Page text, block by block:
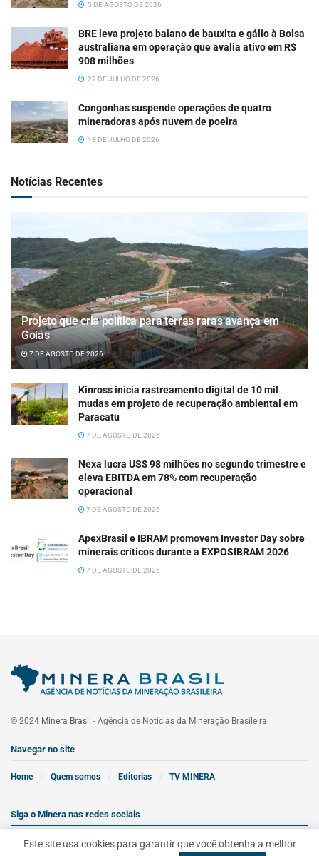
5 DE AGOSTO DE 2026
BRE leva projeto baiano de bauxita e gálio à Bolsa
australiana em operação que avalia ativo em R$
908 milhões
27 DE JULHO DE 2026
Congonhas suspende operações de quatro
mineradoras após nuvem de poeira
13 DE JULHO DE 2026
Notícias Recentes
Projeto que cria política para terras raras avança em
Goiás
7 DE AGOSTO DE 2026
Kinross inicia rastreamento digital de 10 mil
mudas em projeto de recuperação ambiental em
Paracatu
7 DE AGOSTO DE 2026
Nexa lucra US$ 98 milhões no segundo trimestre e
eleva EBITDA em 78% com recuperação
operacional
7 DE AGOSTO DE 2026
ApexBrasil e IBRAM promovem Investor Day sobre
minerais críticos durante a EXPOSIBRAM 2026
7 DE AGOSTO DE 2026
© 2024 Minera Brasil - Agência de Notícias da Mineração Brasileira.
Navegar no site
Home Quem somos Editorias TV MINERA
Siga o Minera nas redes sociais
Este site usa cookies para garantir que você obtenha a melhor